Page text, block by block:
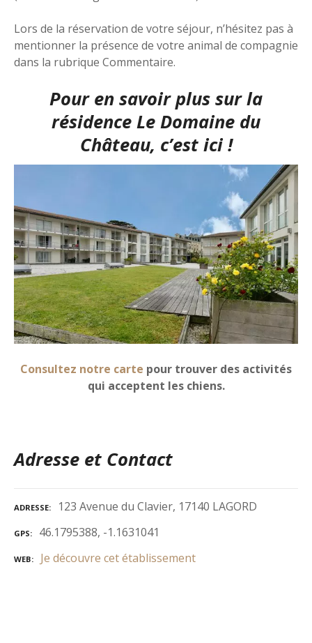
Lors de la réservation de votre séjour, n’hésitez pas à
mentionner la présence de votre animal de compagnie
dans la rubrique Commentaire.
Pour en savoir plus sur la
résidence Le Domaine du
Château, c’est ici !
Consultez notre carte pour trouver des activités
qui acceptent les chiens.
Adresse et Contact
ADRESSE 123 Avenue du Clavier, 17140 LAGORD
GPS 46.1795388, -1.1631041
WEB Je découvre cet établissement